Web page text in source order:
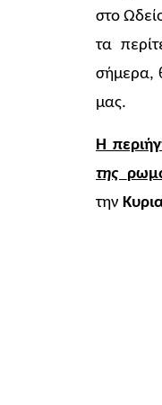
στο
τα
σήμερα,
μας.
Η
της
την